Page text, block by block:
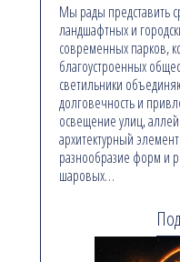
Мы рады представить
ландшафтных и
современных парков,
благоустроенных
светильники
долговечность и
освещение улиц,
архитектурный
разнообразие форм и
шаровых…